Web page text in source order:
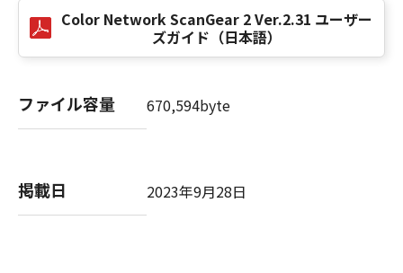
NOTICE
“米国政府エンドユーザー”とは、米国政府の機
関また団体を意味します。もしお客様が米国政
用されます：The SOFTWARE is a "commercial
item," as that term is defined at 48 C.F.R.
computer software documentation," as such
terms are used in 48 C.F.R. 12.212 (Sept 1995).
Color Network ScanGear 2 Ver.2.31 ユーザー
ズガイド（日本語）
ファイル容量 670,594byte
掲載日 2023年9月28日